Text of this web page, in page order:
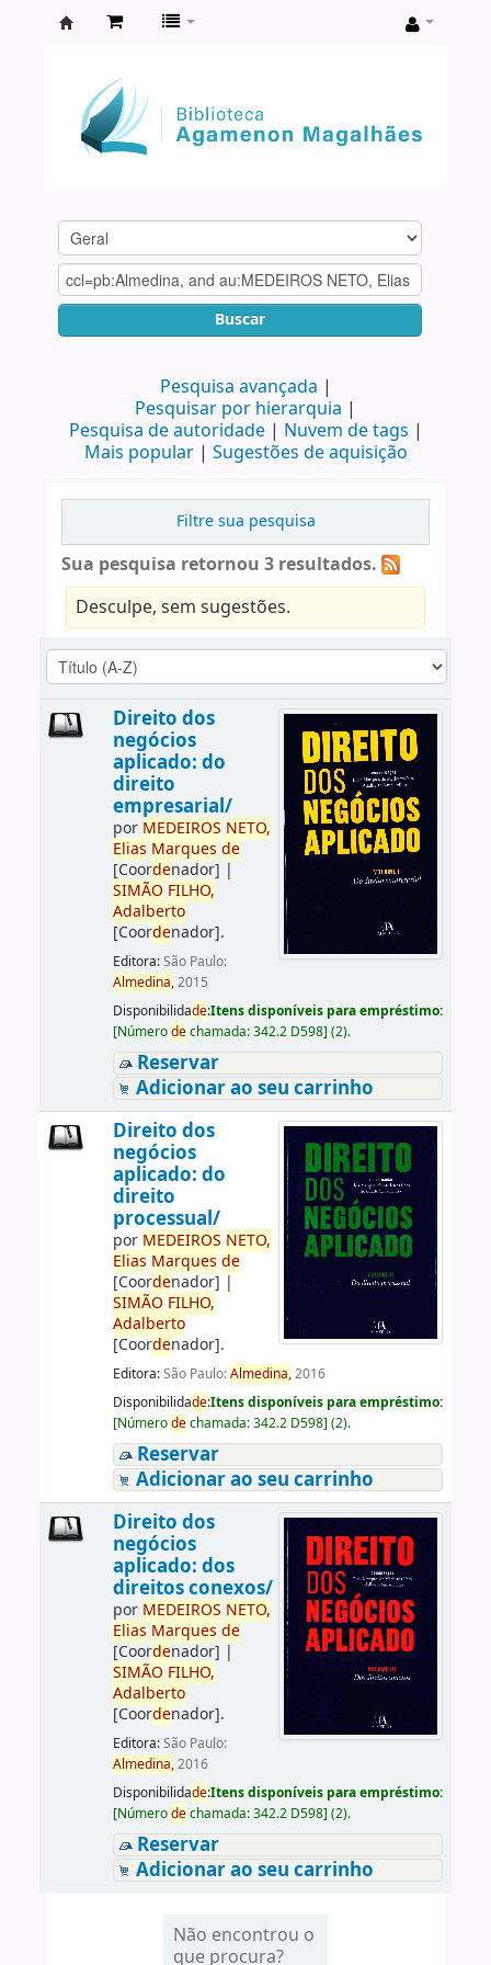
Agamenon
Magalhães
Buscar
Pesquisa avançada
Pesquisar por hierarquia
Pesquisa de autoridade
Nuvem de tags
Mais popular
Sugestões de aquisição
Filtre sua pesquisa
Sua pesquisa retornou 3 resultados.
Desculpe, sem sugestões.
Direito dos
negócios
aplicado: do
direito
empresarial/
por MEDEIROS NETO,
Elias Marques de
[Coordenador] |
SIMÃO FILHO,
Adalberto
[Coordenador].
Editora:São Paulo:
Almedina,2015
Disponibilidade:Itens disponíveis para empréstimo:
[Númerodechamada:342.2 D598] (2).
Reservar
Adicionar ao seu carrinho
Direito dos
negócios
aplicado: do
direito
processual/
por MEDEIROS NETO,
Elias Marques de
[Coordenador] |
SIMÃO FILHO,
Adalberto
[Coordenador].
Editora:São Paulo:Almedina,2016
Disponibilidade:Itens disponíveis para empréstimo:
[Númerodechamada:342.2 D598] (2).
Reservar
Adicionar ao seu carrinho
Direito dos
negócios
aplicado: dos
direitos conexos/
por MEDEIROS NETO,
Elias Marques de
[Coordenador] |
SIMÃO FILHO,
Adalberto
[Coordenador].
Editora:São Paulo:
Almedina,2016
Disponibilidade:Itens disponíveis para empréstimo:
[Númerodechamada:342.2 D598] (2).
Reservar
Adicionar ao seu carrinho
Não encontrou o
que procura?